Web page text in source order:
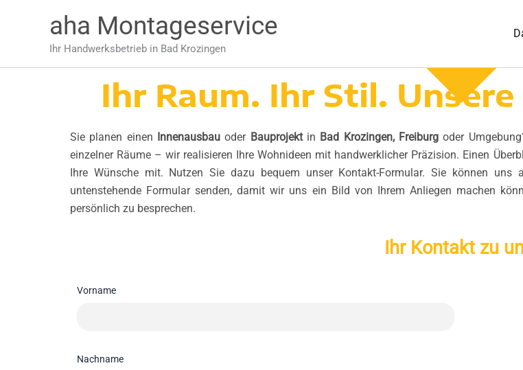
aha Montageservice
Ihr Handwerksbetrieb in Bad Krozingen
Ihr Raum. Ihr Stil.
Sie planen einen Innenausbauoder Bauprojektin Bad Krozingen, Freiburgoder
einzelner Räume – wir realisieren Ihre Wohnideen mit handwerklicher Präzision. Einen
Ihre Wünsche mit. Nutzen Sie dazu bequem unser Kontakt-Formular. Sie können
untenstehende Formular senden, damit wir uns ein Bild von Ihrem Anliegen machen
persönlich zu besprechen.
Ihr Kontakt zu
Vorname
Nachname